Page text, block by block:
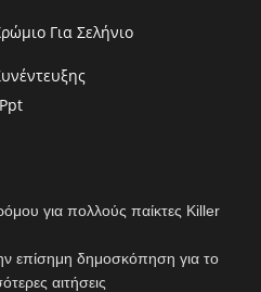
Για Σελήνιο
για πολλούς παίκτες Killer
επίσημη δημοσκόπηση για το
αιτήσεις